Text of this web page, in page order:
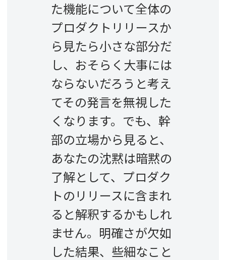
た機能について全体の
プロダクトリリースか
ら見たら小さな部分だ
し、おそらく大事には
ならないだろうと考え
てその発言を無視した
くなります。でも、幹
部の立場から見ると、
あなたの沈黙は暗黙の
了解として、プロダク
トのリリースに含まれ
ると解釈するかもしれ
ません。明確さが欠如
した結果、些細なこと